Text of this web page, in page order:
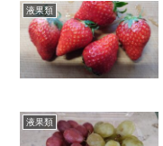
液果類
液果類